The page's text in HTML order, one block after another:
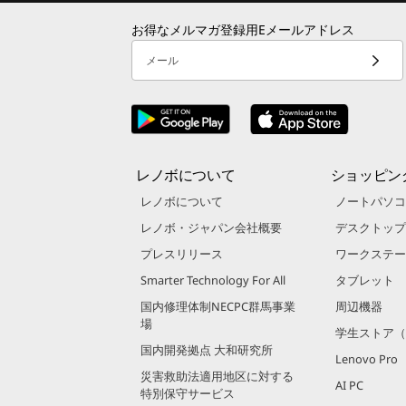
お得なメルマガ登録用Eメールアドレス
メール
レノボについて
レノボについて
レノボ・ジャパン会社概要
プレスリリース
Smarter Technology For All
国内修理体制NECPC群馬事業
場
国内開発拠点 大和研究所
災害救助法適用地区に対する
特別保守サービス
ショッピン
ノートパソ
デスクトップ
ワークステ
タブレット
周辺機器
学生ストア
Lenovo Pro
AI PC